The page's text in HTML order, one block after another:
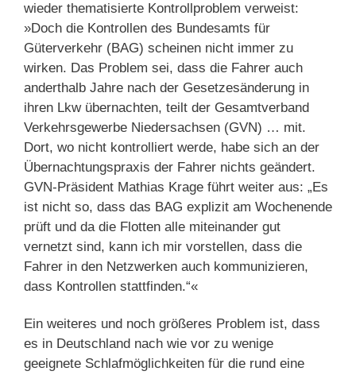
wieder thematisierte Kontrollproblem verweist:
»Doch die Kontrollen des Bundesamts für
Güterverkehr (BAG) scheinen nicht immer zu
wirken. Das Problem sei, dass die Fahrer auch
anderthalb Jahre nach der Gesetzesänderung in
ihren Lkw übernachten, teilt der Gesamtverband
Verkehrsgewerbe Niedersachsen (GVN) … mit.
Dort, wo nicht kontrolliert werde, habe sich an der
Übernachtungspraxis der Fahrer nichts geändert.
GVN-Präsident Mathias Krage führt weiter aus: „Es
ist nicht so, dass das BAG explizit am Wochenende
prüft und da die Flotten alle miteinander gut
vernetzt sind, kann ich mir vorstellen, dass die
Fahrer in den Netzwerken auch kommunizieren,
dass Kontrollen stattfinden.“«
Ein weiteres und noch größeres Problem ist, dass
es in Deutschland nach wie vor zu wenige
geeignete Schlafmöglichkeiten für die rund eine